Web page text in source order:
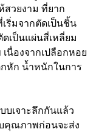
สวยงาม ที่ยาก
ริ่มจากตัดเป็นชิ้น
เป็นแผ่นสี่เหลี่ยม
เนื่องจากเปลือกหอย
หัก น้ำหนักในการ
เจาะลึกกันแล้ว
คุณภาพก่อนจะส่ง